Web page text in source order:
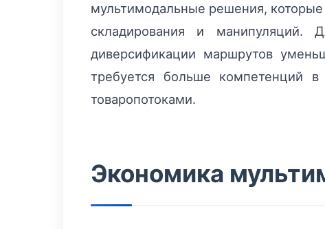
мультимодальные решения,
складирования и манипуляций.
диверсификации маршрутов
требуется больше компетенций
товаропотоками.
Экономика